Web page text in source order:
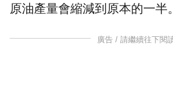
原油產量會縮減到原本的一半。
廣告 / 請繼續往下閱